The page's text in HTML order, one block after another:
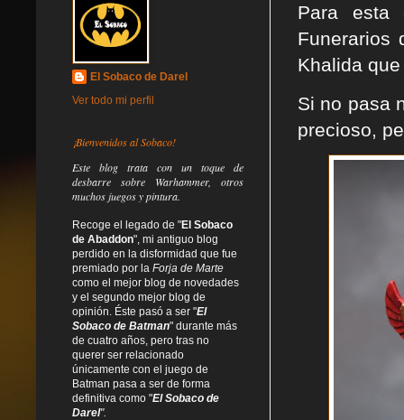
Para esta
Funerarios
Khalida
Si no pasa
precioso,
El Sobaco de Darel
Ver todo mi perfil
¡Bienvenidos al Sobaco!
Este blog trata con un toque de
desbarre sobre Warhammer, otros
muchos juegos y pintura.
Recoge el legado de "El Sobaco
de Abaddon", mi antiguo blog
perdido en la disformidad que fue
premiado por la Forja de Marte
como el mejor blog de novedades
y el segundo mejor blog de
opinión. Éste pasó a ser "El
Sobaco de Batman" durante más
de cuatro años, pero tras no
querer ser relacionado
únicamente con el juego de
Batman pasa a ser de forma
definitiva como "El Sobaco de
Darel".